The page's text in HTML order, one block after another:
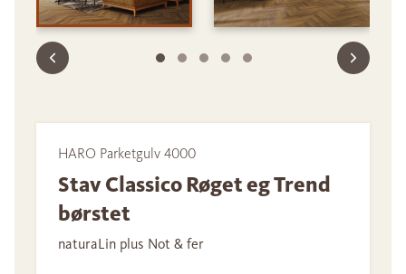
HARO Parketgulv 4000
Stav Classico Røget eg Trend
børstet
naturaLin plus Not & fer